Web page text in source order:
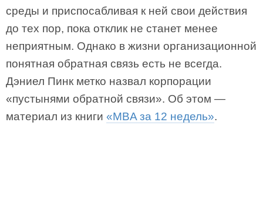
среды и приспосабливая к ней свои действия
до тех пор, пока отклик не станет менее
неприятным. Однако в жизни организационной
понятная обратная связь есть не всегда.
Дэниел Пинк метко назвал корпорации
«пустынями обратной связи». Об этом —
материал из книги «MBA за 12 недель».